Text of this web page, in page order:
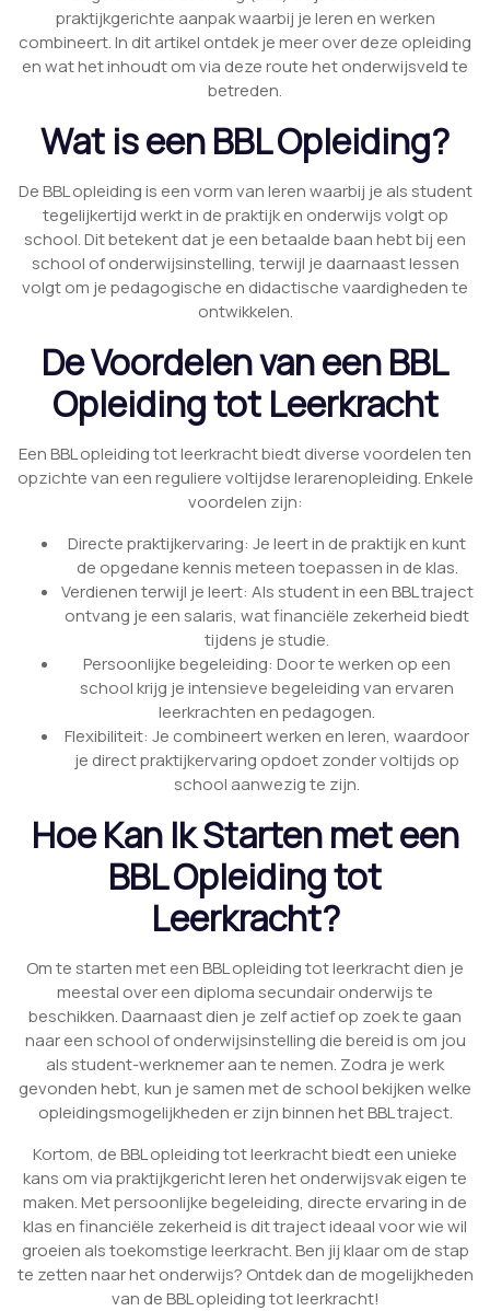
praktijkgerichte aanpak waarbij je leren en werken
combineert. In dit artikel ontdek je meer over deze opleiding
en wat het inhoudt om via deze route het onderwijsveld te
betreden.
Wat is een BBL Opleiding?
De BBL opleiding is een vorm van leren waarbij je als student
tegelijkertijd werkt in de praktijk en onderwijs volgt op
school. Dit betekent dat je een betaalde baan hebt bij een
school of onderwijsinstelling, terwijl je daarnaast lessen
volgt om je pedagogische en didactische vaardigheden te
ontwikkelen.
De Voordelen van een BBL
Opleiding tot Leerkracht
Een BBL opleiding tot leerkracht biedt diverse voordelen ten
opzichte van een reguliere voltijdse lerarenopleiding. Enkele
voordelen zijn:
Directe praktijkervaring: Je leert in de praktijk en kunt
de opgedane kennis meteen toepassen in de klas.
Verdienen terwijl je leert: Als student in een BBL traject
ontvang je een salaris, wat financiële zekerheid biedt
tijdens je studie.
Persoonlijke begeleiding: Door te werken op een
school krijg je intensieve begeleiding van ervaren
leerkrachten en pedagogen.
Flexibiliteit: Je combineert werken en leren, waardoor
je direct praktijkervaring opdoet zonder voltijds op
school aanwezig te zijn.
Hoe Kan Ik Starten met een
BBL Opleiding tot
Leerkracht?
Om te starten met een BBL opleiding tot leerkracht dien je
meestal over een diploma secundair onderwijs te
beschikken. Daarnaast dien je zelf actief op zoek te gaan
naar een school of onderwijsinstelling die bereid is om jou
als student-werknemer aan te nemen. Zodra je werk
gevonden hebt, kun je samen met de school bekijken welke
opleidingsmogelijkheden er zijn binnen het BBL traject.
Kortom, de BBL opleiding tot leerkracht biedt een unieke
kans om via praktijkgericht leren het onderwijsvak eigen te
maken. Met persoonlijke begeleiding, directe ervaring in de
klas en financiële zekerheid is dit traject ideaal voor wie wil
groeien als toekomstige leerkracht. Ben jij klaar om de stap
te zetten naar het onderwijs? Ontdek dan de mogelijkheden
van de BBL opleiding tot leerkracht!